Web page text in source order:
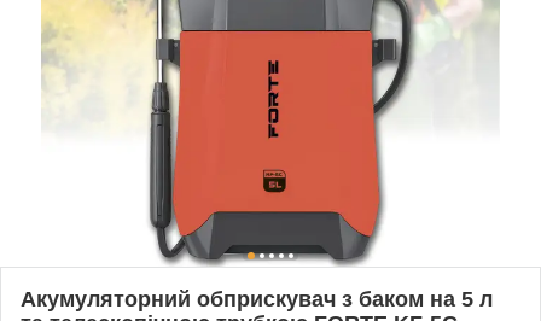
Акумуляторний обприскувач з баком на 5 л